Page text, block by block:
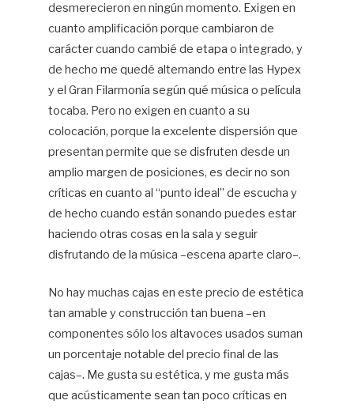
desmerecieron en ningún momento. Exigen en
cuanto amplificación porque cambiaron de
carácter cuando cambié de etapa o integrado, y
de hecho me quedé alternando entre las Hypex
y el Gran Filarmonía según qué música o película
tocaba. Pero no exigen en cuanto a su
colocación, porque la excelente dispersión que
presentan permite que se disfruten desde un
amplio margen de posiciones, es decir no son
críticas en cuanto al “punto ideal” de escucha y
de hecho cuando están sonando puedes estar
haciendo otras cosas en la sala y seguir
disfrutando de la música –escena aparte claro–.
No hay muchas cajas en este precio de estética
tan amable y construcción tan buena –en
componentes sólo los altavoces usados suman
un porcentaje notable del precio final de las
cajas–. Me gusta su estética, y me gusta más
que acústicamente sean tan poco críticas en